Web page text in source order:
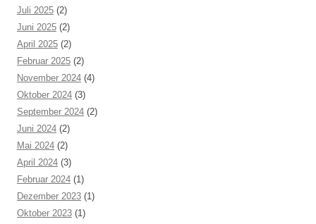
Juli 2025 (2)
Juni 2025 (2)
April 2025 (2)
Februar 2025 (2)
November 2024 (4)
Oktober 2024 (3)
September 2024 (2)
Juni 2024 (2)
Mai 2024 (2)
April 2024 (3)
Februar 2024 (1)
Dezember 2023 (1)
Oktober 2023 (1)